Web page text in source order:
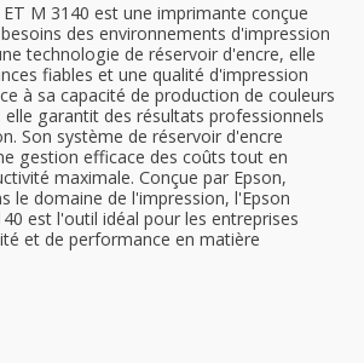
ET M 3140 est une imprimante conçue
des environnements d'impression
technologie de réservoir d'encre, elle
fiables et une qualité d'impression
à sa capacité de production de couleurs
garantit des résultats professionnels
Son système de réservoir d'encre
gestion efficace des coûts tout en
maximale. Conçue par Epson,
le domaine de l'impression, l'Epson
est l'outil idéal pour les entreprises
et de performance en matière